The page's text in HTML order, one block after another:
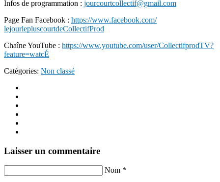
Infos de programmation : jourcourtcollectif@gmail.com
Page Fan Facebook : https://www.facebook.com/
lejourlepluscourtdeCollectifProd
Chaîne YouTube : https://www.youtube.com/user/CollectifprodTV?
feature=watcÉ
Catégories: Non classé
Laisser un commentaire
Nom *